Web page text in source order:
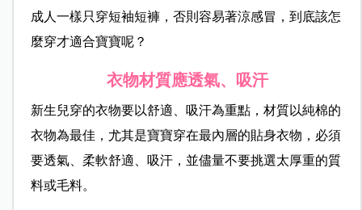
成人一樣只穿短袖短褲，否則容易著涼感冒，到底該怎
麼穿才適合寶寶呢？
衣物材質應透氣、吸汗
新生兒穿的衣物要以舒適、吸汗為重點，材質以純棉的
衣物為最佳，尤其是寶寶穿在最內層的貼身衣物，必須
要透氣、柔軟舒適、吸汗，並儘量不要挑選太厚重的質
料或毛料。